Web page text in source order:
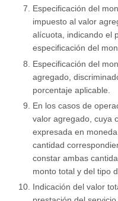
Especificación del
impuesto al valor
alícuota, indicando el
especificación del
Especificación del
agregado,
porcentaje aplicable.
En los casos de
valor agregado, cuya
expresada en
cantidad
constar ambas
monto total y del tipo
Indicación del valor